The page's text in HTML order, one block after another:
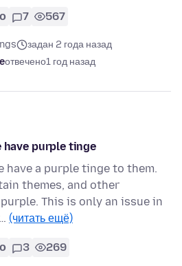
7 567
задан 2 года назад
отвечено1 год назад
have purple tinge
have a purple tinge to them.
themes, and other
This is only an issue in
(читать ещё)
3 269